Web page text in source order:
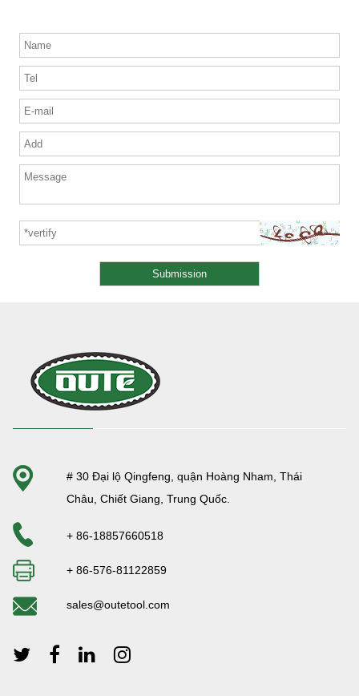
# 30 Đại lộ Qingfeng, quận Hoàng Nham, Thái
Châu, Chiết Giang, Trung Quốc.
+ 86-18857660518
+ 86-576-81122859
sales@outetool.com